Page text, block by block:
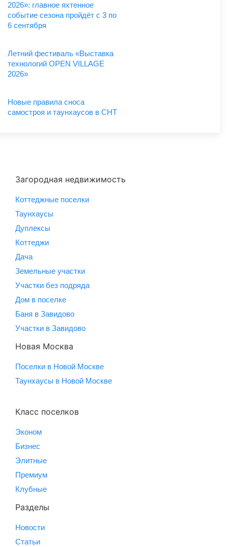
2026»: главное яхтенное
событие сезона пройдёт с 3 по
6 сентября
Летний фестиваль «Выставка
технологий OPEN VILLAGE
2026»
Новые правила сноса
самостроя и таунхаусов в СНТ
Загородная недвижимость
Коттеджные поселки
Таунхаусы
Дуплексы
Коттеджи
Дача
Земельные участки
Участки без подряда
Дом в поселке
Баня в Завидово
Участки в Завидово
Новая Москва
Поселки в Новой Москве
Таунхаусы в Новой Москве
Класс поселков
Эконом
Бизнес
Элитные
Премиум
Клубные
Разделы
Новости
Статьи